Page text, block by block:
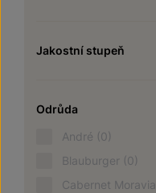
Jakostní stupeň
Odrůda
André (0)
Blauburger (0)
Cabernet Moravia